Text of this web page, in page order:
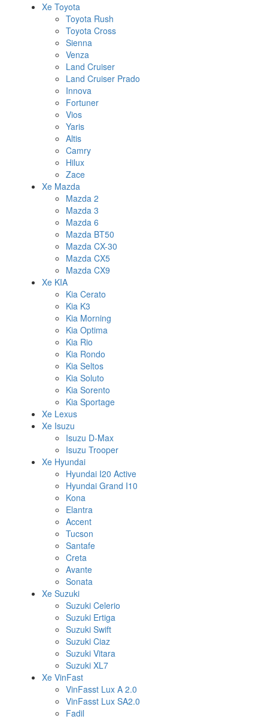
Xe Toyota
Toyota Rush
Toyota Cross
Sienna
Venza
Land Cruiser
Land Cruiser Prado
Innova
Fortuner
Vios
Yaris
Altis
Camry
Hilux
Zace
Xe Mazda
Mazda 2
Mazda 3
Mazda 6
Mazda BT50
Mazda CX-30
Mazda CX5
Mazda CX9
Xe KIA
Kia Cerato
Kia K3
Kia Morning
Kia Optima
Kia Rio
Kia Rondo
Kia Seltos
Kia Soluto
Kia Sorento
Kia Sportage
Xe Lexus
Xe Isuzu
Isuzu D-Max
Isuzu Trooper
Xe Hyundai
Hyundai I20 Active
Hyundai Grand I10
Kona
Elantra
Accent
Tucson
Santafe
Creta
Avante
Sonata
Xe Suzuki
Suzuki Celerio
Suzuki Ertiga
Suzuki Swift
Suzuki Ciaz
Suzuki Vitara
Suzuki XL7
Xe VinFast
VinFasst Lux A 2.0
VinFasst Lux SA2.0
Fadil